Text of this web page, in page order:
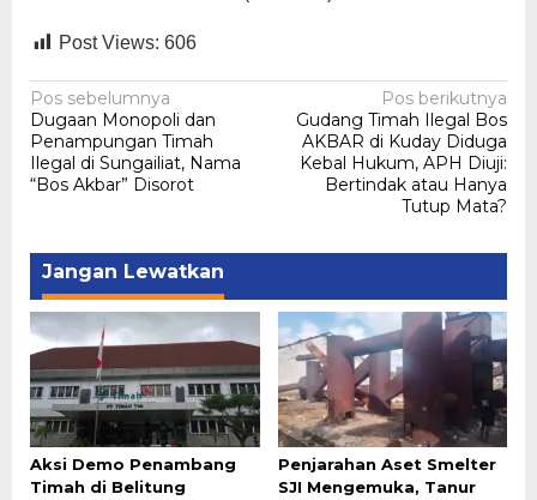
Post Views: 606
Navigasi
pos
Pos sebelumnya
Dugaan Monopoli dan
Penampungan Timah
Ilegal di Sungailiat, Nama
“Bos Akbar” Disorot
Pos berikutnya
Gudang Timah Ilegal Bos
AKBAR di Kuday Diduga
Kebal Hukum, APH Diuji:
Bertindak atau Hanya
Tutup Mata?
Jangan Lewatkan
Aksi Demo Penambang
Timah di Belitung
Penjarahan Aset Smelter
SJI Mengemuka, Tanur